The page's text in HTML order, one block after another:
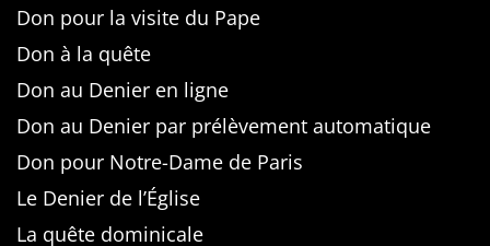
Don pour la visite du Pape
Don à la quête
Don au Denier en ligne
Don au Denier par prélèvement automatique
Don pour Notre-Dame de Paris
Le Denier de l’Église
La quête dominicale